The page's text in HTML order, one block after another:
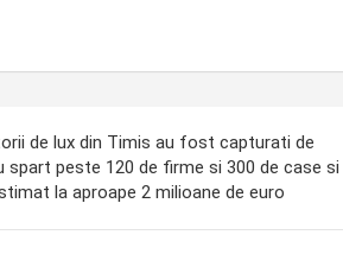
de lux din Timis au fost capturati de
peste 120 de firme si 300 de case si
la aproape 2 milioane de euro